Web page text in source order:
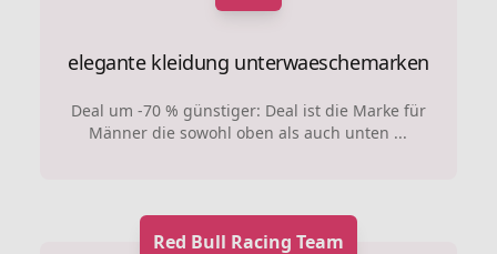
elegante kleidung unterwaeschemarken
Deal um -70 % günstiger: Deal ist die Marke für
Männer die sowohl oben als auch unten ...
Red Bull Racing Team